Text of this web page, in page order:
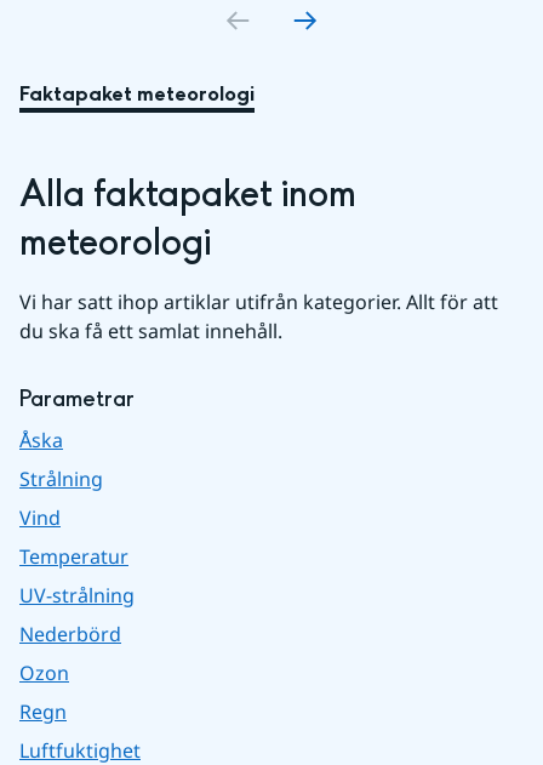
Faktapaket meteorologi
Alla faktapaket inom
meteorologi
Vi har satt ihop artiklar utifrån kategorier. Allt för att
du ska få ett samlat innehåll.
Parametrar
Åska
Strålning
Vind
Temperatur
UV-strålning
Nederbörd
Ozon
Regn
Luftfuktighet